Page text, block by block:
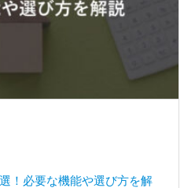
！必要な機能や選び方を解